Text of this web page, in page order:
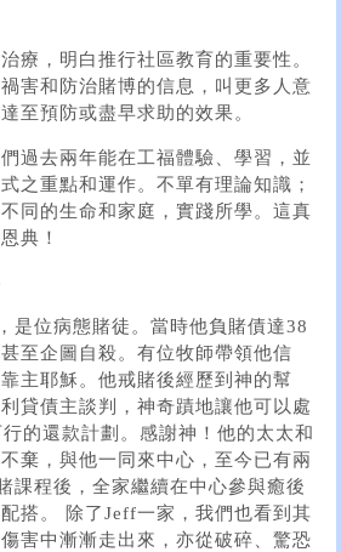
療，明白推行社區教育的重要性。
害和防治賭博的信息，叫更多人意
至預防或盡早求助的效果。
過去兩年能在工福體驗、學習，並
之重點和運作。不單有理論知識；
同的生命和家庭，實踐所學。這真
典！
是位病態賭徒。當時他負賭債達38
至企圖自殺。有位牧師帶領他信
主耶穌。他戒賭後經歷到神的幫
貸債主談判，神奇蹟地讓他可以處
的還款計劃。感謝神！他的太太和
棄，與他一同來中心，至今已有兩
課程後，全家繼續在中心參與癒後
搭。 除了Jeff一家，我們也看到其
害中漸漸走出來，亦從破碎、驚恐